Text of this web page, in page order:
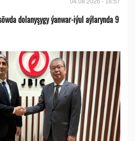
dolanyşygy ýanwar-iýul aýlarynda 9